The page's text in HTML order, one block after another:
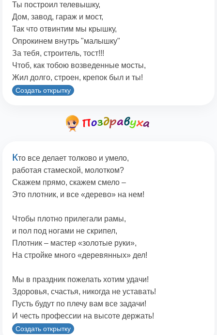
Ты построил телевышку,
Дом, завод, гараж и мост,
Так что отвинтим мы крышку,
Опрокинем внутрь "малышку"
За тебя, строитель, тост!!!
Чтоб, как тобою возведенные мосты,
Жил долго, строен, крепок был и ты!
Создать открытку
Кто все делает толково и умело,
работая стамеской, молотком?
Скажем прямо, скажем смело –
Это плотник, и все «дерево» на нем!
Чтобы плотно прилегали рамы,
и пол под ногами не скрипел,
Плотник – мастер «золотые руки»,
На стройке много «деревянных» дел!
Мы в праздник пожелать хотим удачи!
Здоровья, счастья, никогда не уставать!
Пусть будут по плечу вам все задачи!
И честь профессии на высоте держать!
Создать открытку